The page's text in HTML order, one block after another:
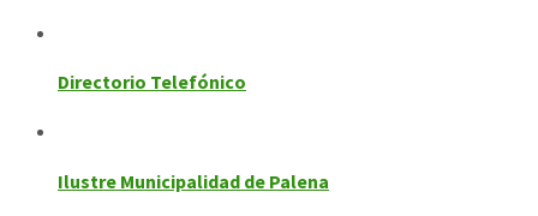
Directorio Telefónico
Ilustre Municipalidad de Palena